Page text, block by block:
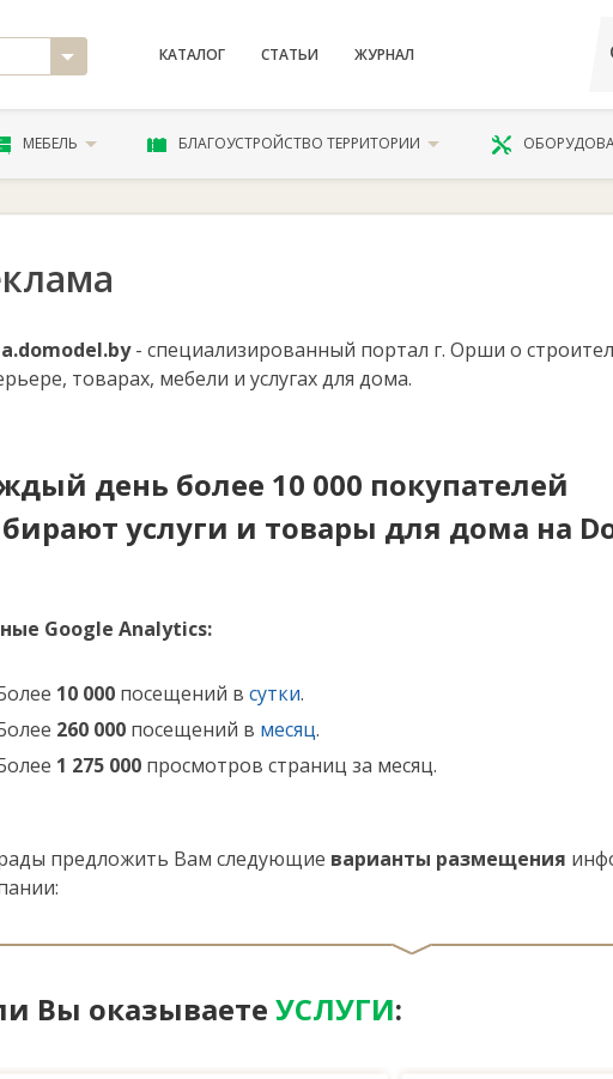
КАТАЛОГ СТАТЬИ ЖУРНАЛ
МЕБЕЛЬ БЛАГОУСТРОЙСТВО ТЕРРИТОРИИ
- специализированный портал г. Орши о
товарах, мебели и услугах для дома.
день более 10 000 покупателей
услуги и товары для дома на
Google Analytics:
10 000 посещений в сутки.
260 000 посещений в месяц.
1 275 000 просмотров страниц за месяц.
предложить Вам следующие варианты размещения
Вы оказываете УСЛУГИ: